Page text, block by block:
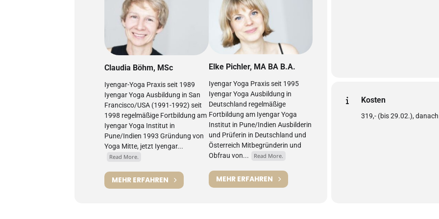
Claudia Böhm, MSc
Iyengar-Yoga Praxis seit 1989
Iyengar Yoga Ausbildung in San
Francisco/USA (1991-1992) seit
1998 regelmäßige Fortbildung am
Iyengar Yoga Institut in
Pune/Indien 1993 Gründung von
Yoga Mitte, jetzt Iyengar...
Read More.
MEHR ERFAHREN
Elke Pichler, MA BA B.A.
Iyengar Yoga Praxis seit 1995
Iyengar Yoga Ausbildung in
Deutschland regelmäßige
Fortbildung am Iyengar Yoga
Institut in Pune/Indien Ausbilderin
und Prüferin in Deutschland und
Österreich Mitbegründerin und
Obfrau von...
Read More.
MEHR ERFAHREN
Kosten
319,- (bis 29.02.),